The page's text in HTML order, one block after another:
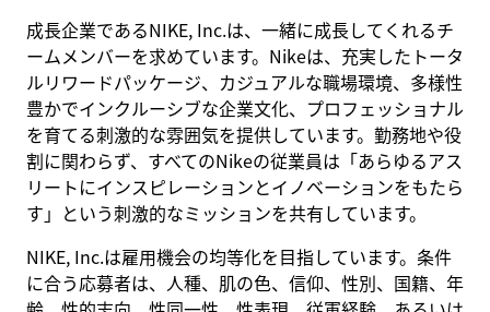
成長企業であるNIKE, Inc.は、一緒に成長してくれるチ
ームメンバーを求めています。Nikeは、充実したトータ
ルリワードパッケージ、カジュアルな職場環境、多様性
豊かでインクルーシブな企業文化、プロフェッショナル
を育てる刺激的な雰囲気を提供しています。勤務地や役
割に関わらず、すべてのNikeの従業員は「あらゆるアス
リートにインスピレーションとイノベーションをもたら
す」という刺激的なミッションを共有しています。
NIKE, Inc.は雇用機会の均等化を目指しています。条件
に合う応募者は、人種、肌の色、信仰、性別、国籍、年